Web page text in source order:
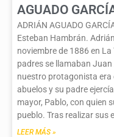
AGUADO
ADRIÁN AGUADO
Esteban Hambrán.
noviembre de 1886 en
padres se llamaban
nuestro protagonista era
abuelos y su padre
mayor, Pablo, con quien
pueblo. Tras realizar sus
LEER MÁS »